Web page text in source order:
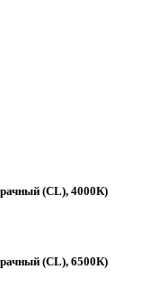
(CL), 4000К)
(CL), 6500К)